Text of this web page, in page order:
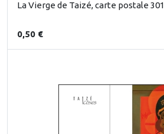
La Vierge de Taizé, carte postale 301
0,50 €